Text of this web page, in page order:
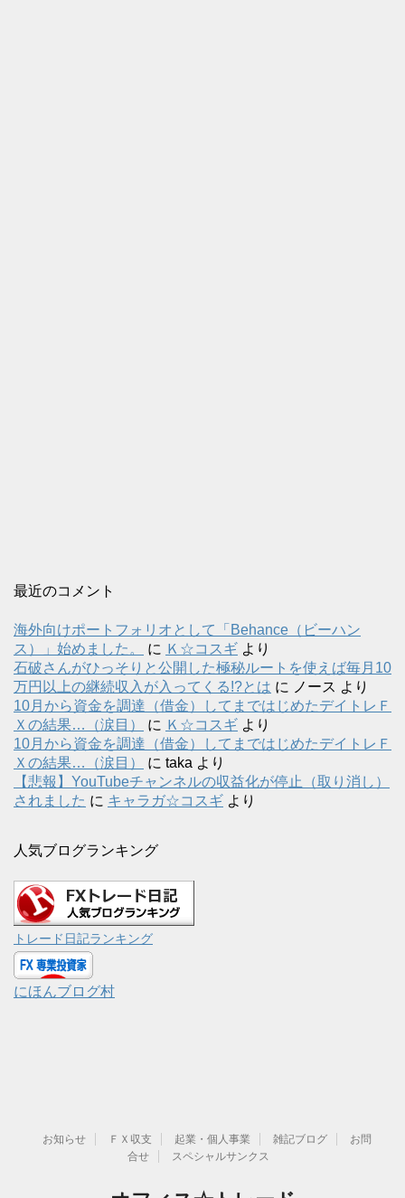
最近のコメント
海外向けポートフォリオとして「Behance（ビーハン
ス）」始めました。
に Ｋ☆コスギ より
石破さんがひっそりと公開した極秘ルートを使えば毎月10
万円以上の継続収入が入ってくる!?とは に ノース より
10月から資金を調達（借金）してまではじめたデイトレＦ
Ｘの結果…（涙目）
に Ｋ☆コスギ より
10月から資金を調達（借金）してまではじめたデイトレＦ
Ｘの結果…（涙目）
に taka より
【悲報】YouTubeチャンネルの収益化が停止（取り消し）
されました に キャラガ☆コスギ より
人気ブログランキング
トレード日記ランキング
にほんブログ村
お知らせ ＦＸ収支 起業・個人事業 雑記ブログ
お問
合せ
スペシャルサンクス